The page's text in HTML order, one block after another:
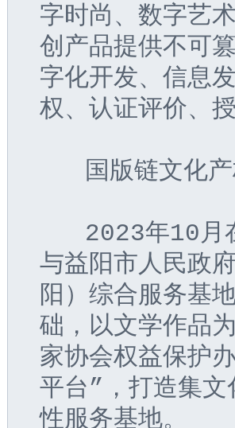
字时尚、数字艺
创产品提供不可
字化开发、信息
权、认证评价、
国版链文化产
2023年10月在
与益阳市人民政
阳）综合服务基
础，以文学作品
家协会权益保护
平台”，打造集
性服务基地。